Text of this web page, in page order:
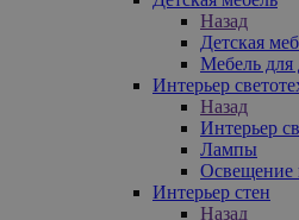
Назад
Детская
Мебель для
Интерьер
Назад
Интерьер
Лампы
Освещение
Интерьер стен
Назад